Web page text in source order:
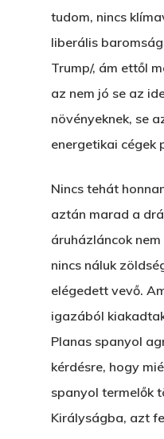
tudom, nincs
liberális
Trump/, ám ettől
az nem jó se az
növényeknek, se
energetikai cégek
Nincs tehát
aztán marad a
áruházláncok
nincs náluk
elégedett vevő.
igazából
Planas spanyol
kérdésre, hogy
spanyol termelők
Királyságba, azt